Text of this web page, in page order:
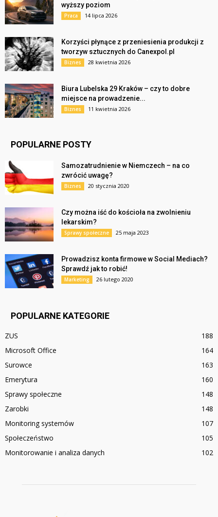
wyższy poziom
Praca 14 lipca 2026
Korzyści płynące z przeniesienia produkcji z
tworzyw sztucznych do Canexpol.pl
Biznes 28 kwietnia 2026
Biura Lubelska 29 Kraków – czy to dobre
miejsce na prowadzenie...
Biznes 11 kwietnia 2026
POPULARNE POSTY
Samozatrudnienie w Niemczech – na co
zwrócić uwagę?
Biznes 20 stycznia 2020
Czy można iść do kościoła na zwolnieniu
lekarskim?
Sprawy społeczne 25 maja 2023
Prowadzisz konta firmowe w Social Mediach?
Sprawdź jak to robić!
Marketing 26 lutego 2020
POPULARNE KATEGORIE
ZUS
188
Microsoft Office
164
Surowce
163
Emerytura
160
Sprawy społeczne
148
Zarobki
148
Monitoring systemów
107
Społeczeństwo
105
Monitorowanie i analiza danych
102